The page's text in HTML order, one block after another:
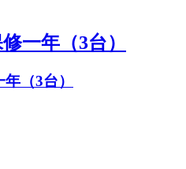
一年（3台）
（3台）